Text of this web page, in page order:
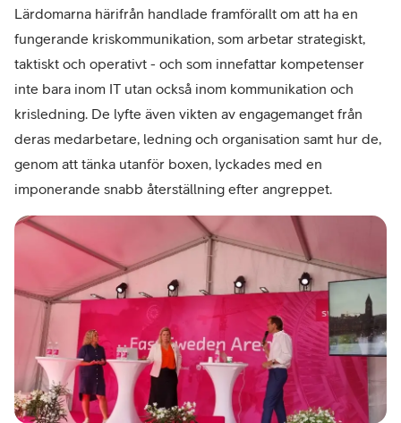
Lärdomarna härifrån handlade framförallt om att ha en
fungerande kriskommunikation, som arbetar strategiskt,
taktiskt och operativt - och som innefattar kompetenser
inte bara inom IT utan också inom kommunikation och
krisledning. De lyfte även vikten av engagemanget från
deras medarbetare, ledning och organisation samt hur de,
genom att tänka utanför boxen, lyckades med en
imponerande snabb återställning efter angreppet.